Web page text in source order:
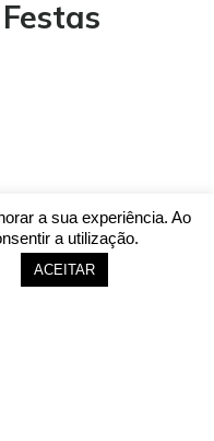
a sua experiência. Ao
a utilização.
ACEITAR